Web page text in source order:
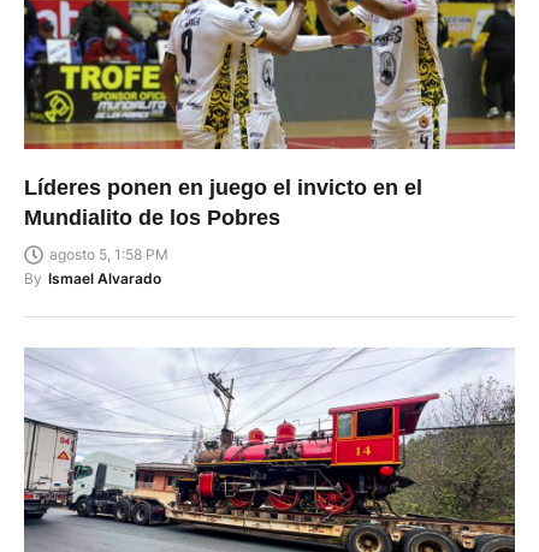
Líderes ponen en juego el invicto en el
Mundialito de los Pobres
agosto 5, 1:58 PM
By Ismael Alvarado